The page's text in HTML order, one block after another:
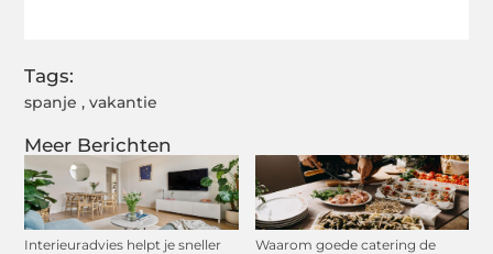
Meer Berichten
Interieuradvies helpt je sneller
Waarom goede catering de
Tags:
spanje ,vakantie